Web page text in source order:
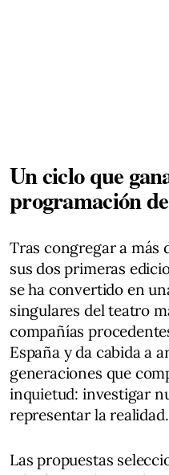
Un ciclo que
programación
Tras congregar a más
sus dos primeras
se ha convertido en
singulares del teatro
compañías
España y da cabida a
generaciones que
inquietud: investigar
representar la realidad.
Las propuestas